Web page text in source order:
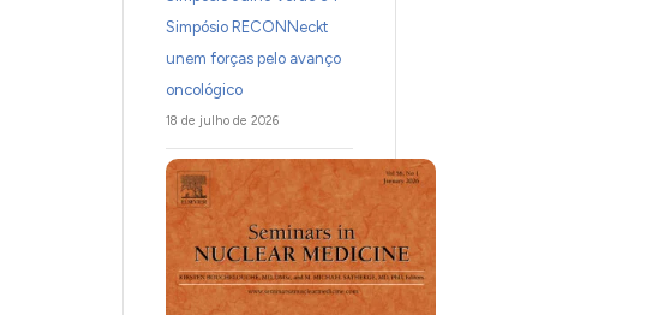
Simpósio RECONNeckt
unem forças pelo avanço
oncológico
18 de julho de 2026